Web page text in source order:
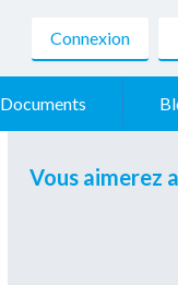
Connexion
Documents
Vous aimerez